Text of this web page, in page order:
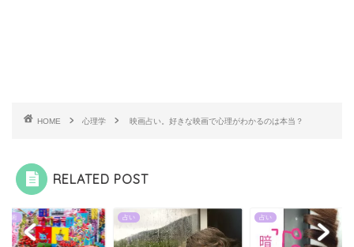
HOME 心理学 映画占い。好きな映画で心理がわかるのは本当？
RELATED POST
定術 占い 占い